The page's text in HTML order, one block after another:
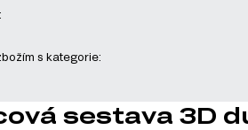
s kategorie:
sestava 3D